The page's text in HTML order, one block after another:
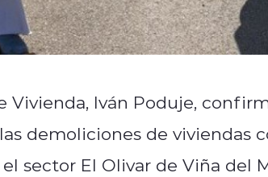
Vivienda, Iván Poduje,
demoliciones de viviendas
sector El Olivar de Viña del